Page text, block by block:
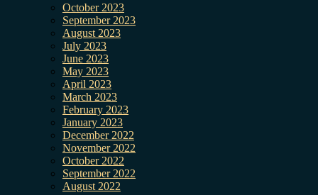
October 2023
September 2023
August 2023
July 2023
June 2023
May 2023
April 2023
March 2023
February 2023
January 2023
December 2022
November 2022
October 2022
September 2022
August 2022